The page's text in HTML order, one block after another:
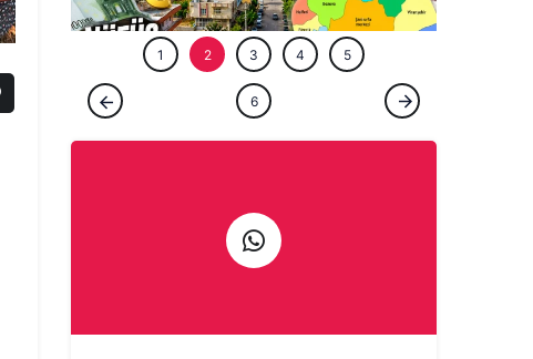
ÖZEL HABER
Şanlıurfa’nın gözde ilçesinde dolar ve euro
1 2 3 4 5
6